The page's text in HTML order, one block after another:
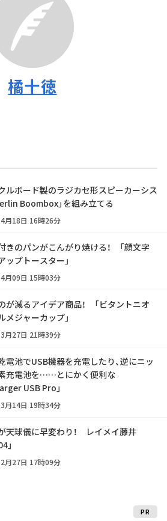
橘十徳
ルボード製のラジカセ形スピーカーシス
Boombox」を組み立てる
月18日 16時26分
きのパンがこんがり焼ける！ 「顔文字
ップトースター」
月09日 15時03分
が減るアイデア商品！ 「ビタントニオ
メジャーカップ」
月27日 21時39分
電池でUSB機器を充電したり、逆にニッ
充電池を……とにかく便利な
USB Pro」
月14日 19時34分
天球儀に早変わり！ レイメイ藤井
」
月27日 17時09分
PR